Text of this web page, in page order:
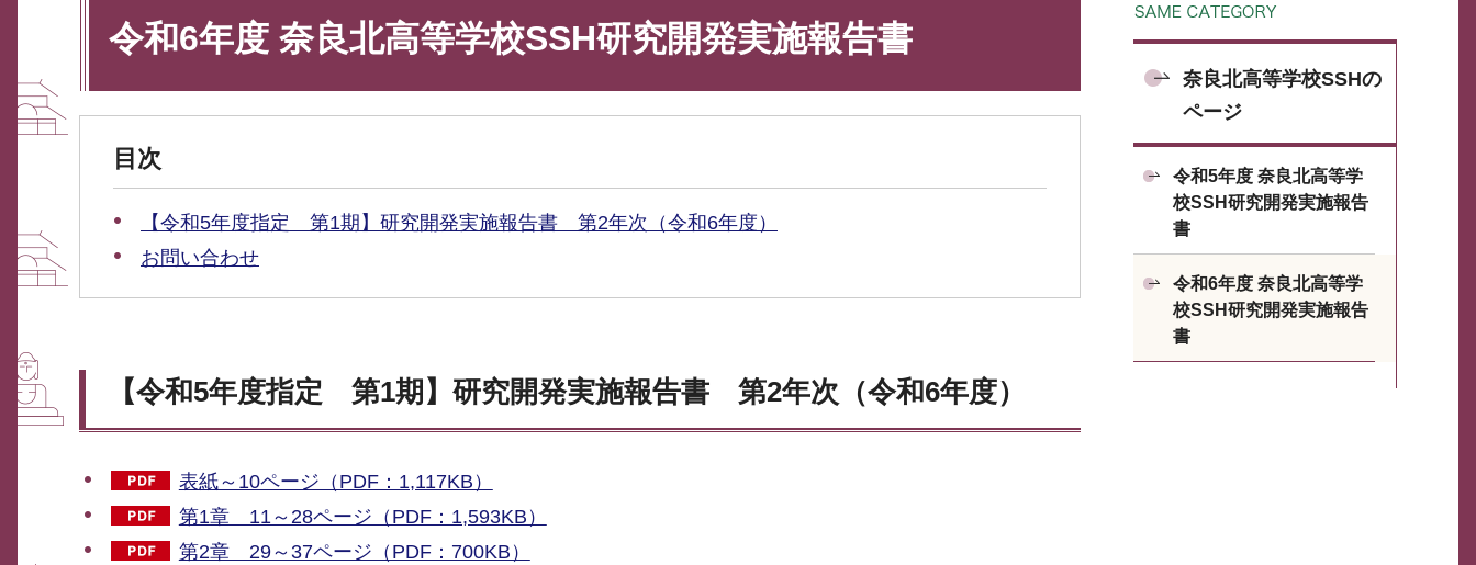
令和6年度 奈良北高等学校SSH研究開発実施報告書
目次
【令和5年度指定 第1期】研究開発実施報告書 第2年次（令和6年度）
お問い合わせ
【令和5年度指定 第1期】研究開発実施報告書 第2年次（令和6年度）
表紙～10ページ（PDF：1,117KB）
第1章 11～28ページ（PDF：1,593KB）
第2章 29～37ページ（PDF：700KB）
奈良北高等学校SSHの
ページ
令和5年度 奈良北高等学
校SSH研究開発実施報告
書
令和6年度 奈良北高等学
校SSH研究開発実施報告
書